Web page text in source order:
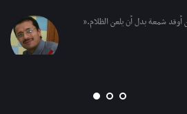
شمعة بدل أن يلعن الظلام.”